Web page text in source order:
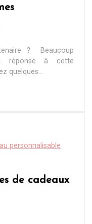
? Beaucoup
réponse à cette
quelques...
personnalisable
de cadeaux